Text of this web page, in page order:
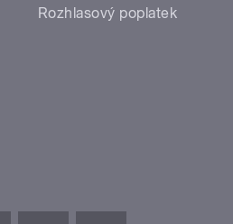
Rozhlasový poplatek